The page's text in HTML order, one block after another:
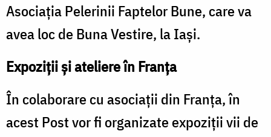
Asociația Pelerinii Faptelor Bune, care va
avea loc de Buna Vestire, la Iași.
Expoziții și ateliere în Franța
În colaborare cu asociații din Franța, în
acest Post vor fi organizate expoziții vii de